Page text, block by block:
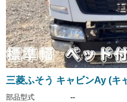
三菱ふそう キャビンAy (キ
部品型式
--